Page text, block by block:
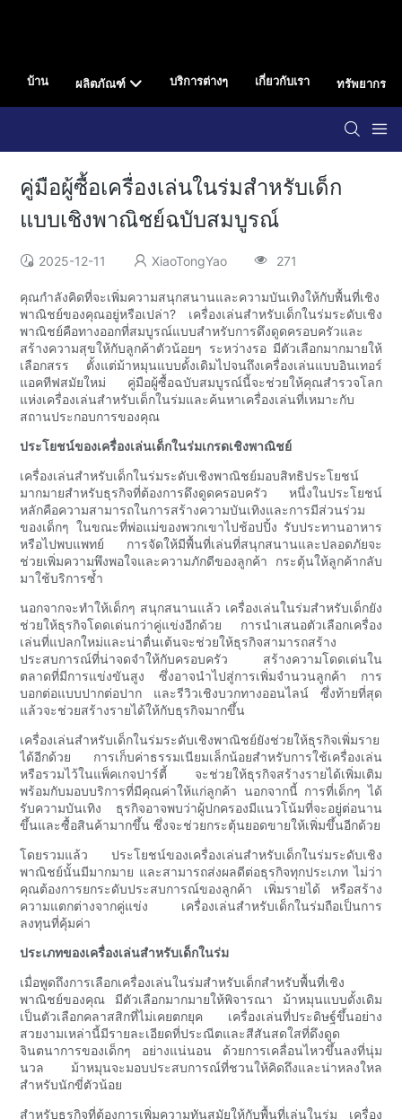
บ้าน ผลิตภัณฑ์ บริการต่างๆ เกี่ยวกับเรา ทรัพยากร
คู่มือผู้ซื้อเครื่องเล่นในร่มสำหรับเด็ก
แบบเชิงพาณิชย์ฉบับสมบูรณ์
2025-12-11 XiaoTongYao 271
คุณกำลังคิดที่จะเพิ่มความสนุกสนานและความบันเทิงให้กับพื้นที่เชิง
พาณิชย์ของคุณอยู่หรือเปล่า? เครื่องเล่นสำหรับเด็กในร่มระดับเชิง
พาณิชย์คือทางออกที่สมบูรณ์แบบสำหรับการดึงดูดครอบครัวและ
สร้างความสุขให้กับลูกค้าตัวน้อยๆ ระหว่างรอ มีตัวเลือกมากมายให้
เลือกสรร ตั้งแต่ม้าหมุนแบบดั้งเดิมไปจนถึงเครื่องเล่นแบบอินเทอร์
แอคทีฟสมัยใหม่ คู่มือผู้ซื้อฉบับสมบูรณ์นี้จะช่วยให้คุณสำรวจโลก
แห่งเครื่องเล่นสำหรับเด็กในร่มและค้นหาเครื่องเล่นที่เหมาะกับ
สถานประกอบการของคุณ
ประโยชน์ของเครื่องเล่นเด็กในร่มเกรดเชิงพาณิชย์
เครื่องเล่นสำหรับเด็กในร่มระดับเชิงพาณิชย์มอบสิทธิประโยชน์
มากมายสำหรับธุรกิจที่ต้องการดึงดูดครอบครัว หนึ่งในประโยชน์
หลักคือความสามารถในการสร้างความบันเทิงและการมีส่วนร่วม
ของเด็กๆ ในขณะที่พ่อแม่ของพวกเขาไปช้อปปิ้ง รับประทานอาหาร
หรือไปพบแพทย์ การจัดให้มีพื้นที่เล่นที่สนุกสนานและปลอดภัยจะ
ช่วยเพิ่มความพึงพอใจและความภักดีของลูกค้า กระตุ้นให้ลูกค้ากลับ
มาใช้บริการซ้ำ
นอกจากจะทำให้เด็กๆ สนุกสนานแล้ว เครื่องเล่นในร่มสำหรับเด็กยัง
ช่วยให้ธุรกิจโดดเด่นกว่าคู่แข่งอีกด้วย การนำเสนอตัวเลือกเครื่อง
เล่นที่แปลกใหม่และน่าตื่นเต้นจะช่วยให้ธุรกิจสามารถสร้าง
ประสบการณ์ที่น่าจดจำให้กับครอบครัว สร้างความโดดเด่นใน
ตลาดที่มีการแข่งขันสูง ซึ่งอาจนำไปสู่การเพิ่มจำนวนลูกค้า การ
บอกต่อแบบปากต่อปาก และรีวิวเชิงบวกทางออนไลน์ ซึ่งท้ายที่สุด
แล้วจะช่วยสร้างรายได้ให้กับธุรกิจมากขึ้น
เครื่องเล่นสำหรับเด็กในร่มระดับเชิงพาณิชย์ยังช่วยให้ธุรกิจเพิ่มราย
ได้อีกด้วย การเก็บค่าธรรมเนียมเล็กน้อยสำหรับการใช้เครื่องเล่น
หรือรวมไว้ในแพ็คเกจปาร์ตี้ จะช่วยให้ธุรกิจสร้างรายได้เพิ่มเติม
พร้อมกับมอบบริการที่มีคุณค่าให้แก่ลูกค้า นอกจากนี้ การที่เด็กๆ ได้
รับความบันเทิง ธุรกิจอาจพบว่าผู้ปกครองมีแนวโน้มที่จะอยู่ต่อนาน
ขึ้นและซื้อสินค้ามากขึ้น ซึ่งจะช่วยกระตุ้นยอดขายให้เพิ่มขึ้นอีกด้วย
โดยรวมแล้ว ประโยชน์ของเครื่องเล่นสำหรับเด็กในร่มระดับเชิง
พาณิชย์นั้นมีมากมาย และสามารถส่งผลดีต่อธุรกิจทุกประเภท ไม่ว่า
คุณต้องการยกระดับประสบการณ์ของลูกค้า เพิ่มรายได้ หรือสร้าง
ความแตกต่างจากคู่แข่ง เครื่องเล่นสำหรับเด็กในร่มถือเป็นการ
ลงทุนที่คุ้มค่า
ประเภทของเครื่องเล่นสำหรับเด็กในร่ม
เมื่อพูดถึงการเลือกเครื่องเล่นในร่มสำหรับเด็กสำหรับพื้นที่เชิง
พาณิชย์ของคุณ มีตัวเลือกมากมายให้พิจารณา ม้าหมุนแบบดั้งเดิม
เป็นตัวเลือกคลาสสิกที่ไม่เคยตกยุค เครื่องเล่นที่ประดิษฐ์ขึ้นอย่าง
สวยงามเหล่านี้มีรายละเอียดที่ประณีตและสีสันสดใสที่ดึงดูด
จินตนาการของเด็กๆ อย่างแน่นอน ด้วยการเคลื่อนไหวขึ้นลงที่นุ่ม
นวล ม้าหมุนจะมอบประสบการณ์ที่ชวนให้คิดถึงและน่าหลงใหล
สำหรับนักขี่ตัวน้อย
สำหรับธุรกิจที่ต้องการเพิ่มความทันสมัยให้กับพื้นที่เล่นในร่ม เครื่อง